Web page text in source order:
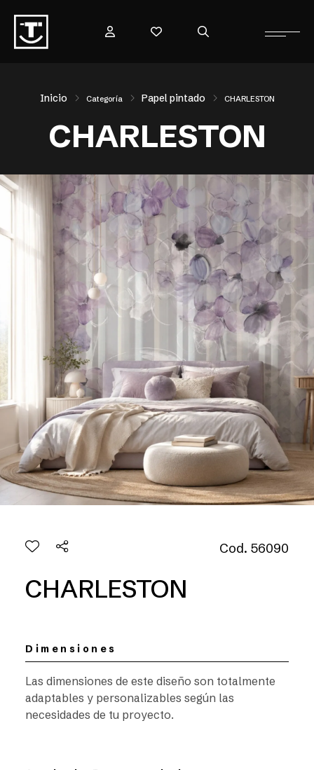
Inicio Categoría Papel pintado CHARLESTON
CHARLESTON
Cod. 56090
CHARLESTON
Dimensiones
Las dimensiones de este diseño son totalmente
adaptables y personalizables según las
necesidades de tu proyecto.